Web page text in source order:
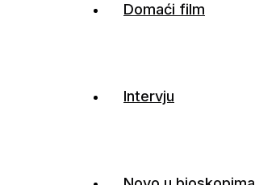
Domaći film
Intervju